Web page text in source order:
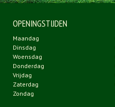
OPENINGSTIJDEN
Maandag
Dinsdag
Woensdag
Donderdag
Vrijdag
Zaterdag
Zondag